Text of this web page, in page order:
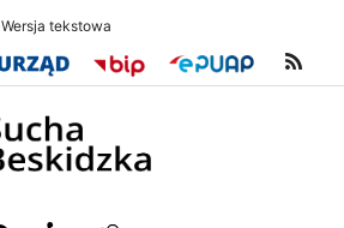
Wersja tekstowa